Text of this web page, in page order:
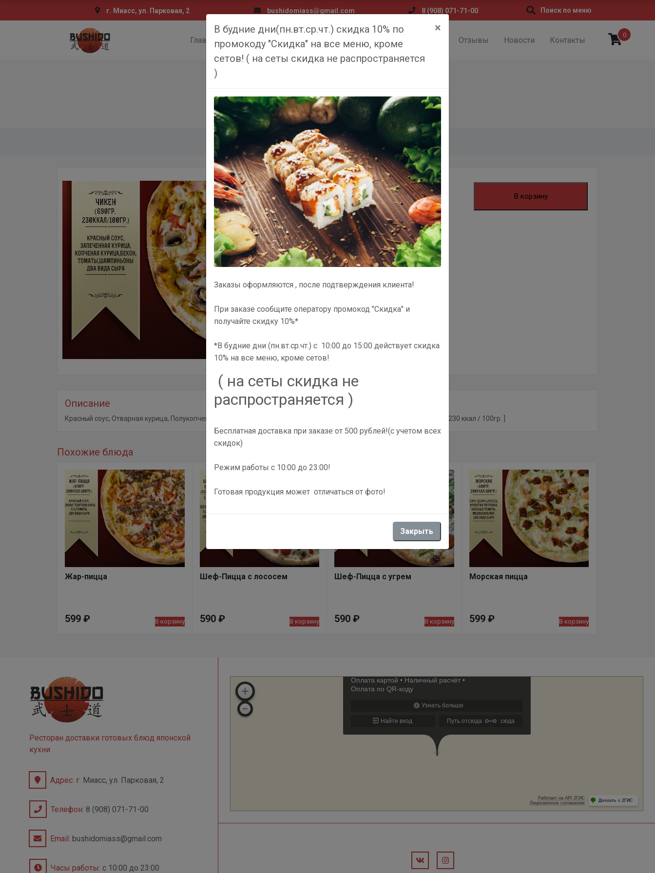
г. Миасс, ул. Парковая, 2 bushidomiass@gmail.com 8 (908) 071-71-00 Поиск по меню
Главная Меню Доставка и оплата Медиа О компании Отзывы Новости Контакты
0
ЧИКЕН ПИЦЦА
Главная Меню Чикен пицца
590₽ В корзину
Описание
Красный соус, Отварная курица, Полукопченая курица, Бекон, шампиньоны, два вида сыра, томаты, зелень. [ 620 гр. ] [ 230 ккал / 100гр. ]
Похожие блюда
Жар-пицца
599 ₽ В корзину
Шеф-Пицца с лососем
590 ₽ В корзину
Шеф-Пицца с угрем
590 ₽ В корзину
Морская пицца
599 ₽ В корзину
Ресторан доставки готовых блюд японской
кухни
Адрес: г. Миасс, ул. Парковая, 2
Телефон: 8 (908) 071-71-00
Email: bushidomiass@gmail.com
Часы работы: с 10:00 до 23:00
В будние дни(пн.вт.ср.чт.) скидка 10% по
промокоду "Скидка" на все меню, кроме
сетов! ( на сеты скидка не распространяется
)
×
Заказы оформляются , после подтверждения клиента!
При заказе сообщите оператору промокод "Скидка" и
получайте скидку 10%*
*В будние дни (пн.вт.ср.чт.) с 10:00 до 15:00 действует скидка
10% на все меню, кроме сетов!
( на сеты скидка не
распространяется )
Бесплатная доставка при заказе от 500 рублей!(с учетом всех
скидок)
Режим работы с 10:00 до 23:00!
Готовая продукция может отличаться от фото!
Закрыть